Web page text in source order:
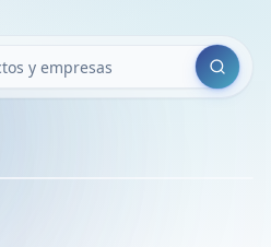
Buscar